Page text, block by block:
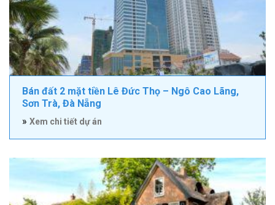
Bán đất 2 mặt tiền Lê Đức Thọ – Ngô Cao Lãng,
Sơn Trà, Đà Nẵng
» Xem chi tiết dự án